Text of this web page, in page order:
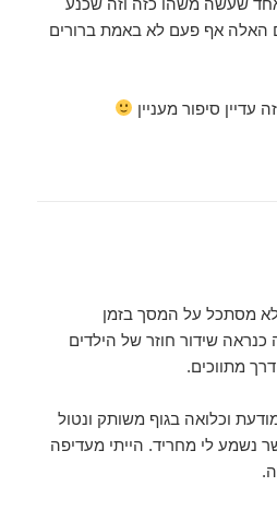
האלה אף פעם לא באמת ברורים
סיפור מעניין
מסתכל על המסך בזמן
שידור חוזר של הילדים
מתווכים.
וכלואה בגוף משותק ונטול
נשמע לי מחריד. הייתי מעדיפה